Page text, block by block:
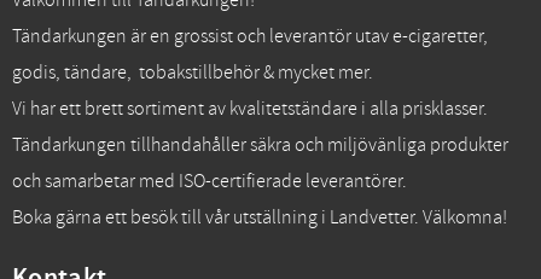
Tändarkungen är en grossist och leverantör utav e-cigaretter,
godis, tändare, tobakstillbehör & mycket mer.
Vi har ett brett sortiment av kvalitetständare i alla prisklasser.
Tändarkungen tillhandahåller säkra och miljövänliga produkter
och samarbetar med ISO-certifierade leverantörer.
Boka gärna ett besök till vår utställning i Landvetter. Välkomna!